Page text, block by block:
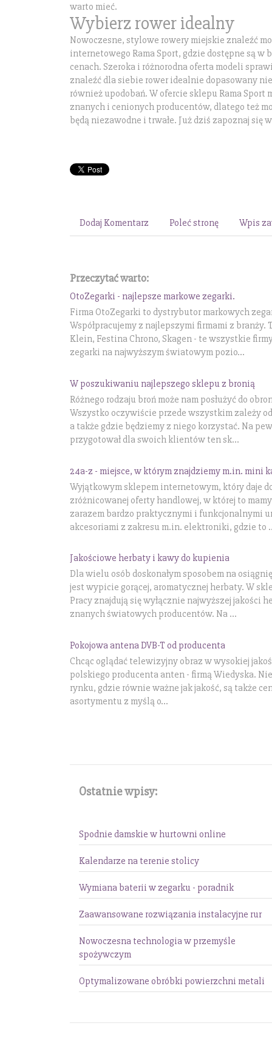
warto mieć.
Wybierz rower idealny
Nowoczesne, stylowe rowery miejskie znaleźć
internetowego Rama Sport, gdzie dostępne są w
cenach. Szeroka i różnorodna oferta modeli
znaleźć dla siebie rower idealnie dopasowany
również upodobań. W ofercie sklepu Rama Sport
znanych i cenionych producentów, dlatego też
będą niezawodne i trwałe. Już dziś zapoznaj się
Dodaj Komentarz Poleć stronę Wpis
Przeczytać warto:
OtoZegarki - najlepsze markowe zegarki.
Firma OtoZegarki to dystrybutor markowych
Współpracujemy z najlepszymi firmami z branży.
Klein, Festina Chrono, Skagen - te wszystkie
zegarki na najwyższym światowym pozio...
W poszukiwaniu najlepszego sklepu z bronią
Różnego rodzaju broń może nam posłużyć do
Wszystko oczywiście przede wszystkim zależy
a także gdzie będziemy z niego korzystać. Na
przygotował dla swoich klientów ten sk...
24a-z - miejsce, w którym znajdziemy m.in. mini
Wyjątkowym sklepem internetowym, który daje
zróżnicowanej oferty handlowej, w której to
zarazem bardzo praktycznymi i funkcjonalnymi
akcesoriami z zakresu m.in. elektroniki, gdzie to
Jakościowe herbaty i kawy do kupienia
Dla wielu osób doskonałym sposobem na
jest wypicie gorącej, aromatycznej herbaty. W
Pracy znajdują się wyłącznie najwyższej jakości
znanych światowych producentów. Na ...
Pokojowa antena DVB-T od producenta
Chcąc oglądać telewizyjny obraz w wysokiej
polskiego producenta anten - firmą Wiedyska.
rynku, gdzie równie ważne jak jakość, są także
asortymentu z myślą o...
Ostatnie wpisy:
Spodnie damskie w hurtowni online
Kalendarze na terenie stolicy
Wymiana baterii w zegarku - poradnik
Zaawansowane rozwiązania instalacyjne rur
Nowoczesna technologia w przemyśle
spożywczym
Optymalizowane obróbki powierzchni metali